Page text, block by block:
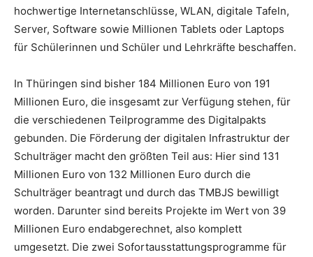
hochwertige Internetanschlüsse, WLAN, digitale Tafeln,
Server, Software sowie Millionen Tablets oder Laptops
für Schülerinnen und Schüler und Lehrkräfte beschaffen.
In Thüringen sind bisher 184 Millionen Euro von 191
Millionen Euro, die insgesamt zur Verfügung stehen, für
die verschiedenen Teilprogramme des Digitalpakts
gebunden. Die Förderung der digitalen Infrastruktur der
Schulträger macht den größten Teil aus: Hier sind 131
Millionen Euro von 132 Millionen Euro durch die
Schulträger beantragt und durch das TMBJS bewilligt
worden. Darunter sind bereits Projekte im Wert von 39
Millionen Euro endabgerechnet, also komplett
umgesetzt. Die zwei Sofortausstattungsprogramme für